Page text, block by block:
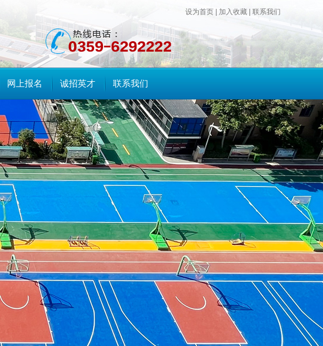
设为首页 加入收藏 联系我们
网上报名 诚招英才 联系我们